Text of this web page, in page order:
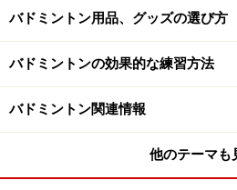
数値にすると、わずかな差に見
振ってみると意外に重さを感じ
は、軽量な4Uや5Uを選ぶといい
グリップの太さを、ラ
バドミントン用品、グッズの選び方
バドミントンの効果的な練習方法
バドミントン関連情報
他のテーマも